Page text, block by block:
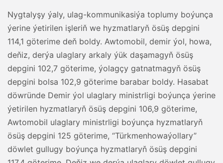
Nygtalyşy ýaly, ulag-kommunikasiýa toplumy boýunça
ýerine ýetirilen işleriň we hyzmatlaryň ösüş depgini
114,1 göterime deň boldy. Awtomobil, demir ýol, howa,
deňiz, derýa ulaglary arkaly ýük daşamagyň ösüş
depgini 102,7 göterime, ýolagçy gatnatmagyň ösüş
depgini bolsa 102,9 göterime barabar boldy. Hasabat
döwründe Demir ýol ulaglary ministrligi boýunça ýerine
ýetirilen hyzmatlaryň ösüş depgini 106,9 göterime,
Awtomobil ulaglary ministrligi boýunça hyzmatlaryň
ösüş depgini 125 göterime, “Türkmenhowaýollary”
döwlet gullugy boýunça hyzmatlaryň ösüş depgini